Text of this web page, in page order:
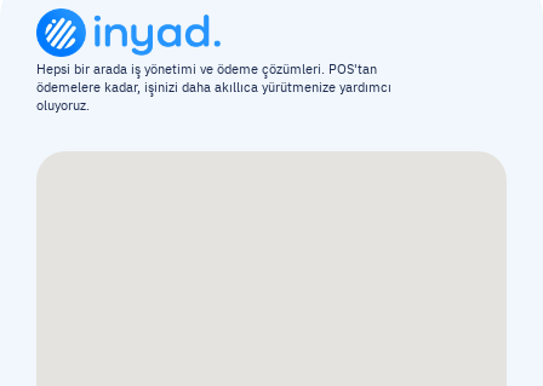
Hepsi bir arada iş yönetimi ve ödeme çözümleri. POS'tan
ödemelere kadar, işinizi daha akıllıca yürütmenize yardımcı
oluyoruz.